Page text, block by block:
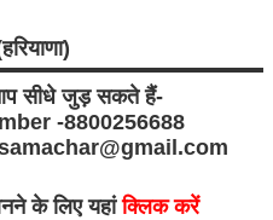
सीधे जुड़ सकते हैं-
-8800256688
के लिए यहांक्लिक करें